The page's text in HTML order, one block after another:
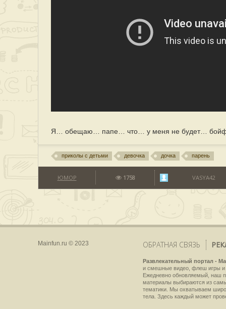
Я… обещаю… папе… что… у меня не будет…
приколы с детьми девочка дочка парень
ЮМОР 1758 VASYA42
Mainfun.ru © 2023 ОБРАТНАЯ СВЯЗЬ
Развлекательный портал -
и смешные видео, флеш игры и
Ежедневно обновляемый, наш
материалы выбираются из
тематики. Мы охватываем
тела. Здесь каждый может